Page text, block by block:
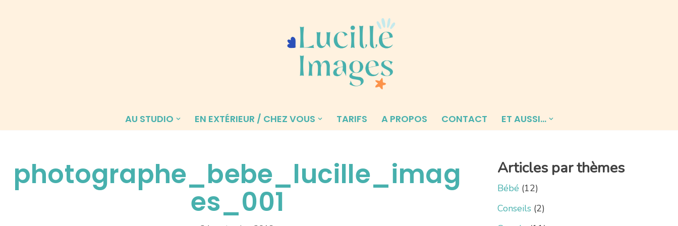
AU STUDIO EN EXTÉRIEUR / CHEZ VOUS TARIFS A PROPOS CONTACT ET AUSSI…
photographe_bebe_lucille_imag
es_001
Articles par thèmes
Bébé (12)
Conseils(2)